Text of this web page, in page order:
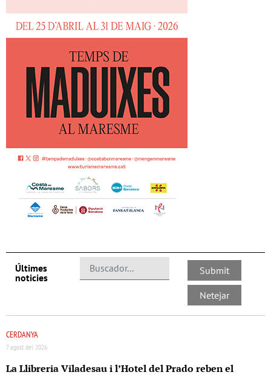
Últimes
noticies
CERDANYA
7 agost del 2026
La Llibreria Viladesau i l’Hotel del Prado reben el